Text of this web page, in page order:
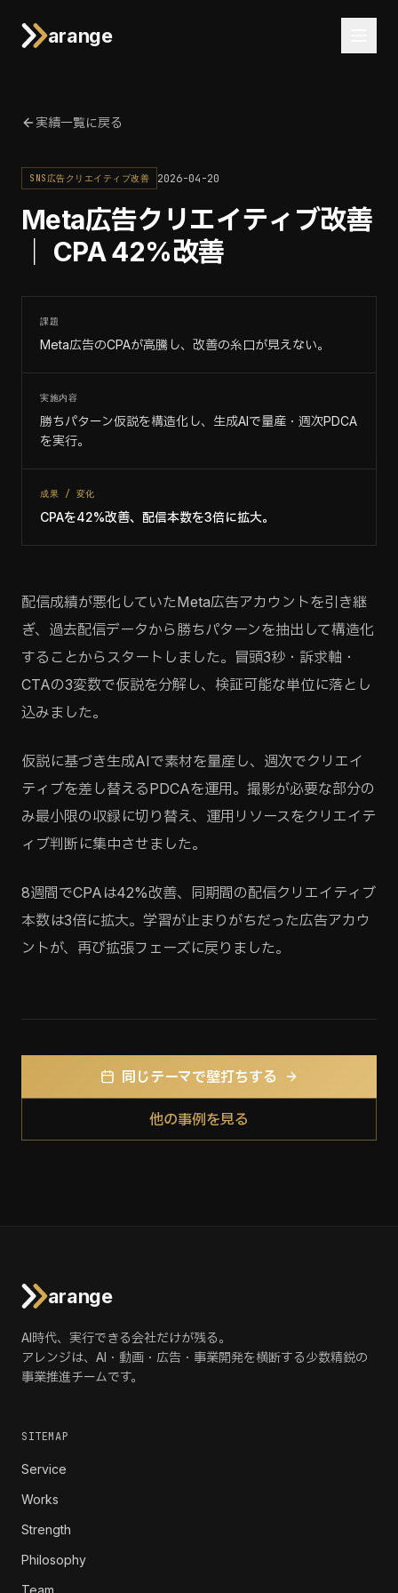
arange
実績一覧に戻る
SNS広告クリエイティブ改善 2026-04-20
Meta広告クリエイティブ改善
｜ CPA 42%改善
課題
Meta広告のCPAが高騰し、改善の糸口が見えない。
実施内容
勝ちパターン仮説を構造化し、生成AIで量産・週次PDCA
を実行。
成果 / 変化
CPAを42%改善、配信本数を3倍に拡大。
配信成績が悪化していたMeta広告アカウントを引き継
ぎ、過去配信データから勝ちパターンを抽出して構造化
することからスタートしました。冒頭3秒・訴求軸・
CTAの3変数で仮説を分解し、検証可能な単位に落とし
込みました。
仮説に基づき生成AIで素材を量産し、週次でクリエイ
ティブを差し替えるPDCAを運用。撮影が必要な部分の
み最小限の収録に切り替え、運用リソースをクリエイテ
ィブ判断に集中させました。
8週間でCPAは42%改善、同期間の配信クリエイティブ
本数は3倍に拡大。学習が止まりがちだった広告アカウ
ントが、再び拡張フェーズに戻りました。
同じテーマで壁打ちする
他の事例を見る
arange
AI時代、実行できる会社だけが残る。
アレンジは、AI・動画・広告・事業開発を横断する少数精鋭の
事業推進チームです。
SITEMAP
Service
Works
Strength
Philosophy
Team